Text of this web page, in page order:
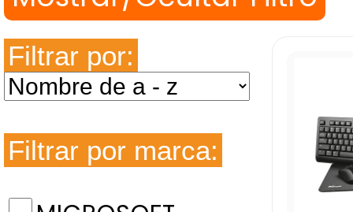
Filtrar por:
Filtrar por marca: